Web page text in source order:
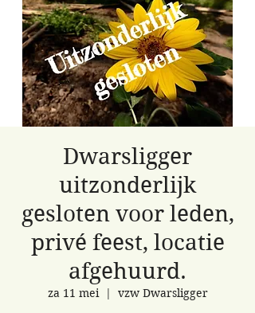
Dwarsligger
uitzonderlijk
gesloten voor leden,
privé feest, locatie
afgehuurd.
za 11 mei
  |
vzw Dwarsligger